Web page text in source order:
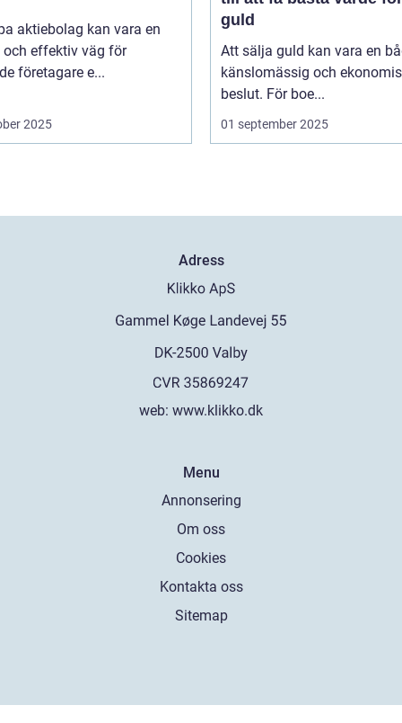
aktiebolag kan vara en
och effektiv väg för
företagare e...
2025
guld
Att sälja guld kan vara en
känslomässig och
beslut. För boe...
01 september 2025
Adress
web: www.klikko.dk
Menu
Annonsering
Om oss
Cookies
Kontakta oss
Sitemap